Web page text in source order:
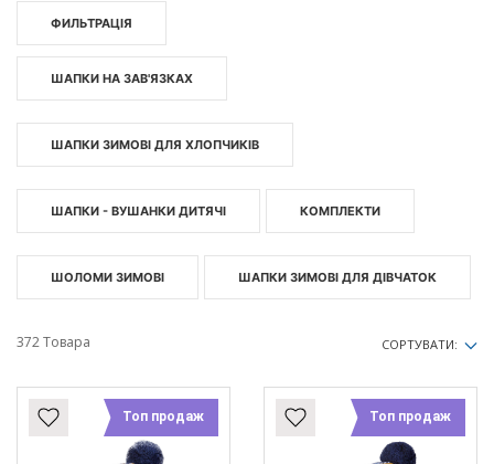
ФИЛЬТРАЦІЯ
ШАПКИ НА ЗАВ'ЯЗКАХ
ШАПКИ ЗИМОВІ ДЛЯ ХЛОПЧИКІВ
ШАПКИ - ВУШАНКИ ДИТЯЧІ КОМПЛЕКТИ
ШОЛОМИ ЗИМОВІ ШАПКИ ЗИМОВІ ДЛЯ ДІВЧАТОК
372 Товара СОРТУВАТИ:
Топ продаж Топ продаж